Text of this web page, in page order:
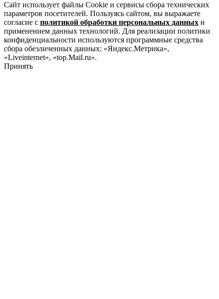
Сайт использует файлы Cookie и сервисы сбора технических
параметров посетителей. Пользуясь сайтом, вы выражаете
согласие с политикой обработки персональных данных и
применением данных технологий. Для реализации политики
конфиденциальности используются программные средства
сбора обезличенных данных: «Яндекс.Метрика»,
«Liveinternet», «top.Mail.ru».
Принять